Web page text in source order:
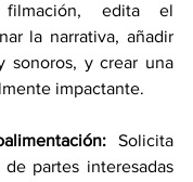
edita el
la narrativa, añadir
sonoros, y crear una
impactante.
Solicita
partes interesadas